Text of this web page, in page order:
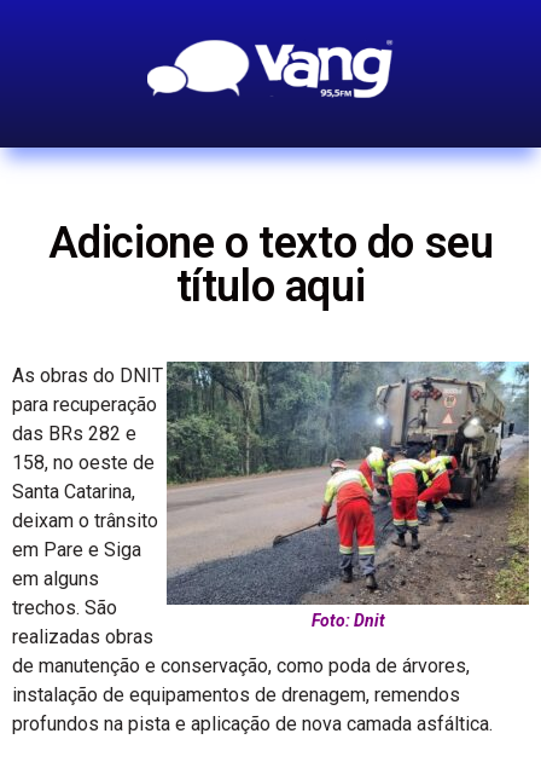
Adicione o texto do seu
título aqui
Foto: Dnit
As obras do DNIT
para recuperação
das BRs 282 e
158, no oeste de
Santa Catarina,
deixam o trânsito
em Pare e Siga
em alguns
trechos. São
realizadas obras
de manutenção e conservação, como poda de árvores,
instalação de equipamentos de drenagem, remendos
profundos na pista e aplicação de nova camada asfáltica.